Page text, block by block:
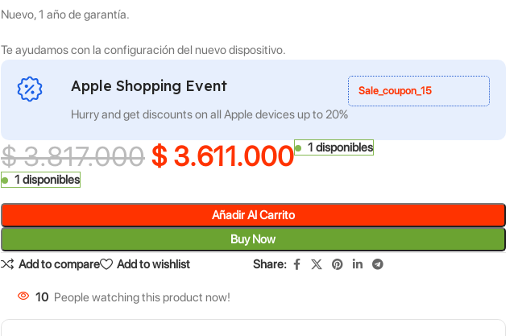
Nuevo, 1 año de garantía.
Te ayudamos con la configuración del nuevo dispositivo.
Apple Shopping Event
Hurry and get discounts on all Apple devices up to 20%
Sale_coupon_15
$3.817.000 $3.611.000 1 disponibles
1 disponibles
Añadir Al Carrito
Buy Now
Add to compare
Add to wishlist Share:
10 People watching this product now!